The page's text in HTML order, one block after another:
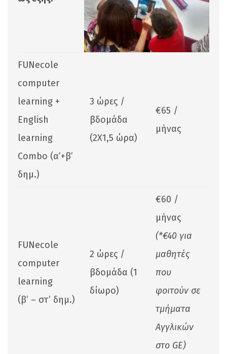
FUNecole
computer
learning +
English
learning
Combo (α’+β’
δημ.)
3 ώρες /
βδομάδα
(2Χ1,5 ώρα)
€65 /
μήνας
FUNecole
computer
learning
(β’ – στ’ δημ.)
2 ώρες /
βδομάδα (1
δίωρο)
€60 /
μήνας
(*€40 για
μαθητές
που
φοιτούν σε
τμήματα
Αγγλικών
στο GE)